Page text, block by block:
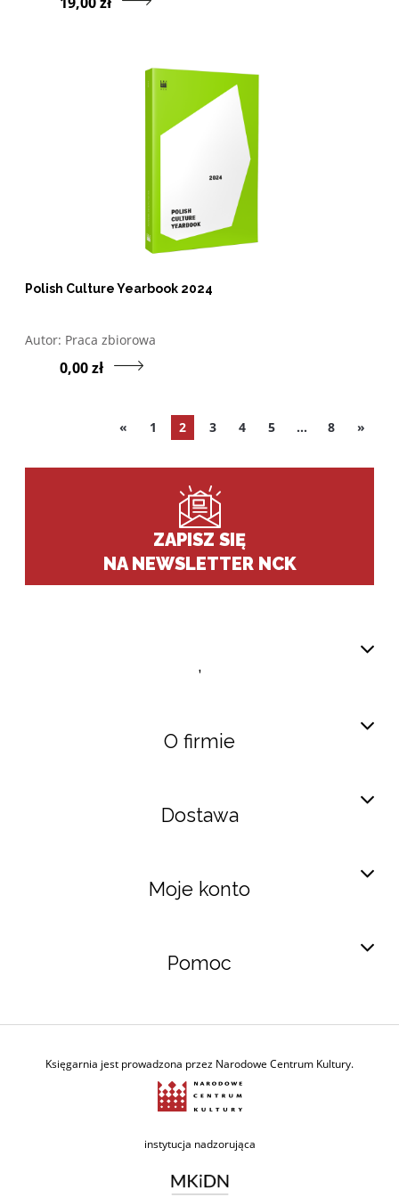
Polish Culture Yearbook 2024
Autor: Otwórz w nowym oknie listę pozycji, których autorem
Praca zbiorowa
0,00 zł
« 1 Aktualna strona
2 3 4 5 ... 8 »
ZAPISZ SIĘ
NA NEWSLETTER NCK
,
O firmie
Dostawa
Moje konto
Pomoc
Księgarnia jest prowadzona przez Narodowe Centrum Kultury.
instytucja nadzorującaMinisterstwo Kultury i